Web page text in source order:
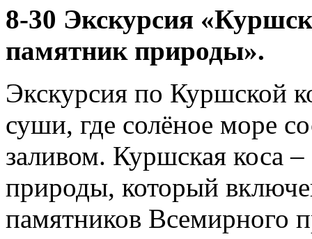
8-30 Экскурсия
памятник природы».
Экскурсия по Куршской
суши, где солёное море
заливом. Куршская коса
природы, который
памятников Всемирного